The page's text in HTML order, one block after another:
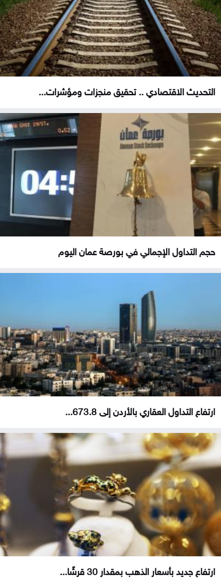
التحديث الاقتصادي .. تحقيق منجزات ومؤشرات...
حجم التداول الإجمالي في بورصة عمان اليوم
ارتفاع التداول العقاري بالأردن إلى 673.8...
ارتفاع جديد بأسعار الذهب بمقدار 30 قرشًا...